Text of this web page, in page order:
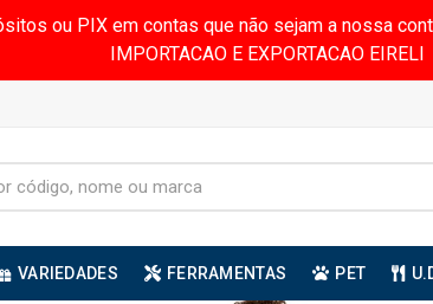
ou PIX em contas que não sejam a nossa
IMPORTACAO E EXPORTACAO EIRELI
VARIEDADES FERRAMENTAS PET